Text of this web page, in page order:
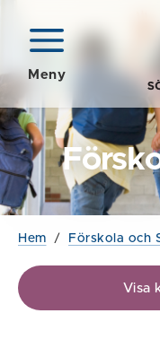
Meny
Hem / Förskola och
Visa